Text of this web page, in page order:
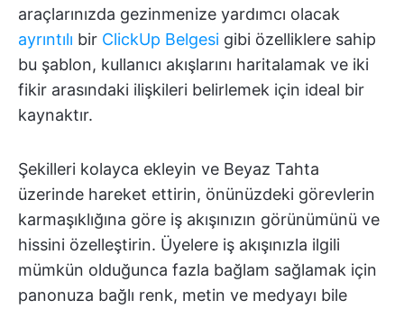
araçlarınızda gezinmenize yardımcı olacak
ayrıntılı bir ClickUp Belgesi gibi özelliklere sahip
bu şablon, kullanıcı akışlarını haritalamak ve iki
fikir arasındaki ilişkileri belirlemek için ideal bir
kaynaktır.
Şekilleri kolayca ekleyin ve Beyaz Tahta
üzerinde hareket ettirin, önünüzdeki görevlerin
karmaşıklığına göre iş akışınızın görünümünü ve
hissini özelleştirin. Üyelere iş akışınızla ilgili
mümkün olduğunca fazla bağlam sağlamak için
panonuza bağlı renk, metin ve medyayı bile